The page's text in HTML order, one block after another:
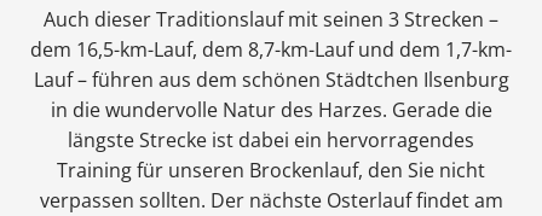
Auch dieser Traditionslauf mit seinen 3 Strecken –
dem 16,5-km-Lauf, dem 8,7-km-Lauf und dem 1,7-km-
Lauf – führen aus dem schönen Städtchen Ilsenburg
in die wundervolle Natur des Harzes. Gerade die
längste Strecke ist dabei ein hervorragendes
Training für unseren Brockenlauf, den Sie nicht
verpassen sollten. Der nächste Osterlauf findet am